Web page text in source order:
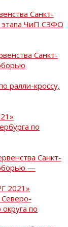
Санкт-
этапа ЧиП СЗФО
Санкт-
ралли-кроссу,
по
Санкт-
—
2021»
по